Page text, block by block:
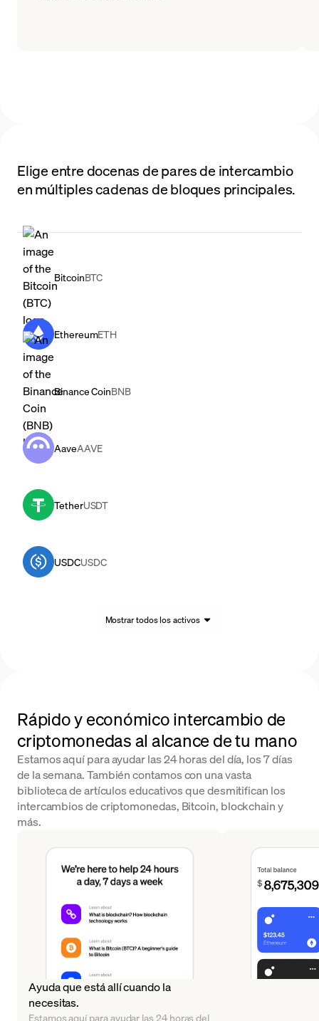
Elige entre docenas de pares de intercambio
en múltiples cadenas de bloques principales.
BitcoinBTC
EthereumETH
Binance CoinBNB
AaveAAVE
TetherUSDT
USDCUSDC
Mostrar todos los activos
Rápido y económico intercambio de
criptomonedas al alcance de tu mano
Estamos aquí para ayudar las 24 horas del día, los 7 días
de la semana. También contamos con una vasta
biblioteca de artículos educativos que desmitifican los
intercambios de criptomonedas, Bitcoin, blockchain y
más.
Ayuda que está allí cuando la
necesitas.
Estamos aquí para ayudar las 24 horas del